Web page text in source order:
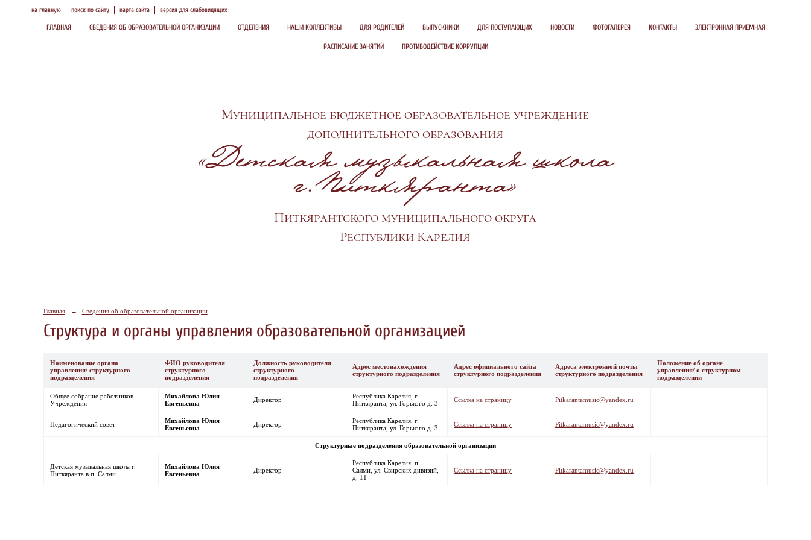
на главную поиск по сайту карта сайта версия для слабовидящих
ГЛАВНАЯ СВЕДЕНИЯ ОБ ОБРАЗОВАТЕЛЬНОЙ ОРГАНИЗАЦИИ ОТДЕЛЕНИЯ НАШИ КОЛЛЕКТИВЫ ДЛЯ РОДИТЕЛЕЙ ВЫПУСКНИКИ ДЛЯ ПОСТУПАЮЩИХ НОВОСТИ ФОТОГАЛЕРЕЯ КОНТАКТЫ ЭЛЕКТРОННАЯ ПРИЕМНАЯ
РАСПИСАНИЕ ЗАНЯТИЙ ПРОТИВОДЕЙСТВИЕ КОРРУПЦИИ
Главная → Сведения об образовательной организации
Структура и органы управления образовательной организацией
Наименование органа
управления/ структурного
подразделения
ФИО руководителя
структурного
подразделения
Должность руководителя
структурного
подразделения
Адрес местонахождения
структурного подразделения
Адрес официального сайта
структурного подразделения
Адреса электронной почты
структурного подразделения
Положение об органе
управления/ о структурном
подразделении
Общее собрание работников
Учреждения
Михайлова Юлия
Евгеньевна
Директор
Республика Карелия, г.
Питкяранта, ул. Горького д. 3
Ссылка на страницу Pitkarantamusic@yandex.ru
Педагогический совет
Михайлова Юлия
Евгеньевна
Директор
Республика Карелия, г.
Питкяранта, ул. Горького д. 3
Ссылка на страницу Pitkarantamusic@yandex.ru
Структурные подразделения образовательной организации
Детская музыкальная школа г.
Питкяранта в п. Салми
Михайлова Юлия
Евгеньевна
Директор
Республика Карелия, п.
Салми, ул. Свирских дивизий,
д. 11
Ссылка на страницу Pitkarantamusic@yandex.ru